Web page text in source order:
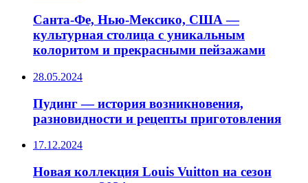
Санта-Фе, Нью-Мексико, США —
культурная столица с уникальным
колоритом и прекрасными пейзажами
28.05.2024
Пудинг — история возникновения,
разновидности и рецепты приготовления
17.12.2024
Новая коллекция Louis Vuitton на сезон